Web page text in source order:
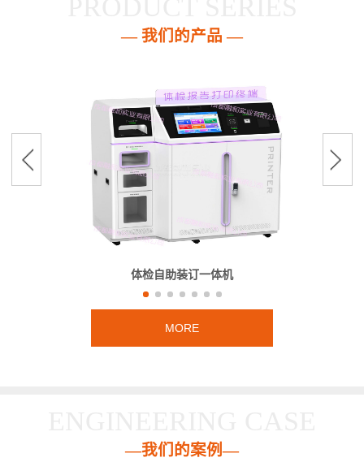
— 我们的产品 —
体检自助装订一体机
MORE
—我们的案例—